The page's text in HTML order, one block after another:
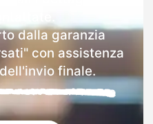
dalla garanzia
con assistenza
finale.